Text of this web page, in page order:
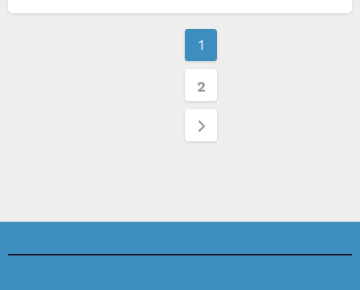
Stránkování
příspěvků
1
2